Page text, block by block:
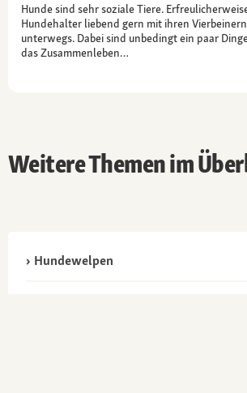
Hunde sind sehr soziale Tiere.
Hundehalter liebend gern mit ihren
unterwegs. Dabei sind unbedingt ein paar
das Zusammenleben…
Weitere Themen im
Hundewelpen